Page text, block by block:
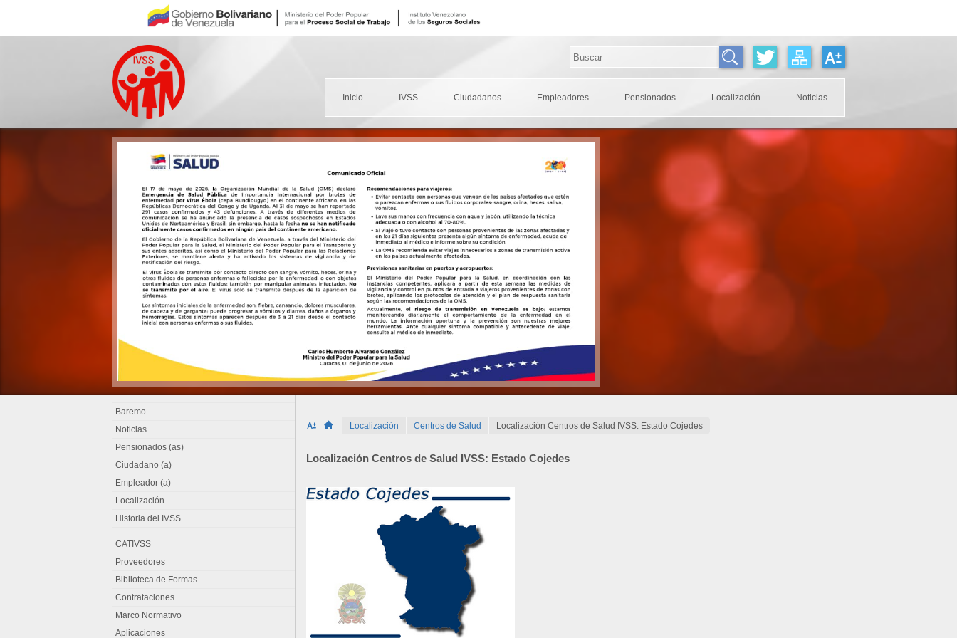
Localización Centros de Salud Localización Centros de Salud IVSS: Estado Cojedes
Localización Centros de Salud IVSS: Estado Cojedes
Baremo
Noticias
Pensionados (as)
Ciudadano (a)
Empleador (a)
Localización
Historia del IVSS
CATIVSS
Proveedores
Biblioteca de Formas
Contrataciones
Marco Normativo
Aplicaciones
Inicio IVSS Ciudadanos Empleadores Pensionados Localización Noticias